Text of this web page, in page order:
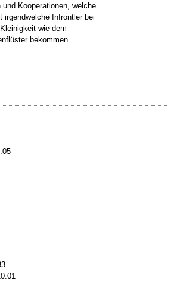
Kooperationen, welche
irgendwelche Infrontler bei
wie dem
bekommen.